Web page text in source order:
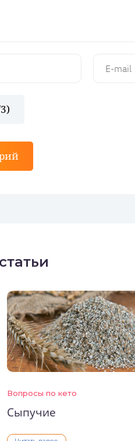
Вопросы по кето
Сыпучие